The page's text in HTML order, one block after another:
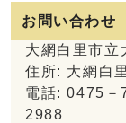
お問い合わせ
大網白里市立
住所: 大網白
電話: 0475－
2988